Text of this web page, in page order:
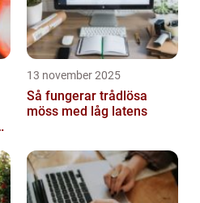
13 november 2025
Så fungerar trådlösa
möss med låg latens